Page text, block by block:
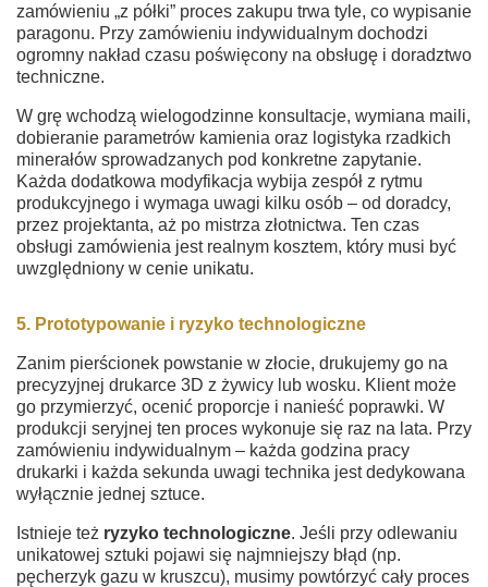
zamówieniu „z półki” proces zakupu trwa tyle, co wypisanie
paragonu. Przy zamówieniu indywidualnym dochodzi
ogromny nakład czasu poświęcony na obsługę i doradztwo
techniczne.
W grę wchodzą wielogodzinne konsultacje, wymiana maili,
dobieranie parametrów kamienia oraz logistyka rzadkich
minerałów sprowadzanych pod konkretne zapytanie.
Każda dodatkowa modyfikacja wybija zespół z rytmu
produkcyjnego i wymaga uwagi kilku osób – od doradcy,
przez projektanta, aż po mistrza złotnictwa. Ten czas
obsługi zamówienia jest realnym kosztem, który musi być
uwzględniony w cenie unikatu.
5. Prototypowanie i ryzyko technologiczne
Zanim pierścionek powstanie w złocie, drukujemy go na
precyzyjnej drukarce 3D z żywicy lub wosku. Klient może
go przymierzyć, ocenić proporcje i nanieść poprawki. W
produkcji seryjnej ten proces wykonuje się raz na lata. Przy
zamówieniu indywidualnym – każda godzina pracy
drukarki i każda sekunda uwagi technika jest dedykowana
wyłącznie jednej sztuce.
Istnieje też ryzyko technologiczne. Jeśli przy odlewaniu
unikatowej sztuki pojawi się najmniejszy błąd (np.
pęcherzyk gazu w kruszcu), musimy powtórzyć cały proces